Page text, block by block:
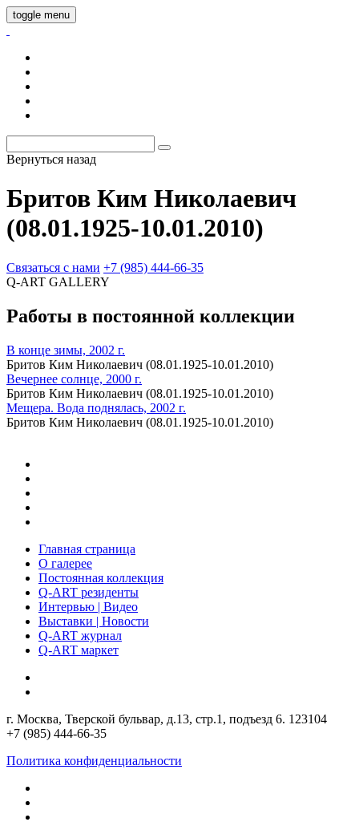
toggle menu
Вернуться назад
Бритов Ким Николаевич
(08.01.1925-10.01.2010)
Связаться с нами +7 (985) 444-66-35
Q-ART GALLERY
Работы в постоянной коллекции
В конце зимы, 2002 г.
Бритов Ким Николаевич (08.01.1925-10.01.2010)
Вечернее солнце, 2000 г.
Бритов Ким Николаевич (08.01.1925-10.01.2010)
Мещера. Вода поднялась, 2002 г.
Бритов Ким Николаевич (08.01.1925-10.01.2010)
Главная страница
О галерее
Постоянная коллекция
Q-ART резиденты
Интервью | Видео
Выставки | Новости
Q-ART журнал
Q-ART маркет
г. Москва, Тверской бульвар, д.13, стр.1, подъезд 6. 123104
+7 (985) 444-66-35
Политика конфиденциальности